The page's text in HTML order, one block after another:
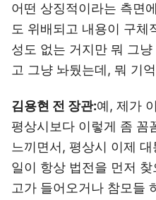
어떤 상징적이라는 측면
도 위배되고 내용이 구체
성도 없는 거지만 뭐 그
고 그냥 놔뒀는데, 뭐 기
김용현 전 장관:예, 제가
평상시보다 이렇게 좀 꼼
느끼면서, 평상시 이제
일이 항상 법전을 먼저
고가 들어오거나 참모들